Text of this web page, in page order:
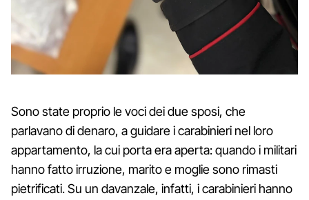
Sono state proprio le voci dei due sposi, che
parlavano di denaro, a guidare i carabinieri nel loro
appartamento, la cui porta era aperta: quando i militari
hanno fatto irruzione, marito e moglie sono rimasti
pietrificati. Su un davanzale, infatti, i carabinieri hanno